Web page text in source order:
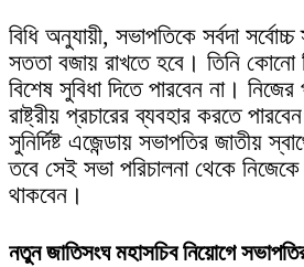
বিধি অনুযায়ী, সভাপতিকে সর্বদা
সততা বজায় রাখতে হবে। তিনি কোনো
বিশেষ সুবিধা দিতে পারবেন না।
রাষ্ট্রীয় প্রচারের ব্যবহার করতে
সুনির্দিষ্ট এজেন্ডায় সভাপতির জাতীয়
তবে সেই সভা পরিচালনা থেকে
থাকবেন।
নতুন জাতিসংঘ মহাসচিব নিয়োগে